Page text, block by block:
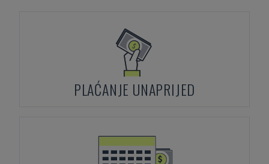
PLAĆANJE UNAPRIJED